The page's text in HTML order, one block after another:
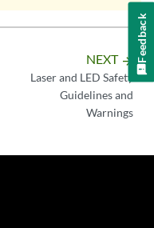
NEXT arrow_forward
Laser and LED Safety
Guidelines and
Warnings
Feedback